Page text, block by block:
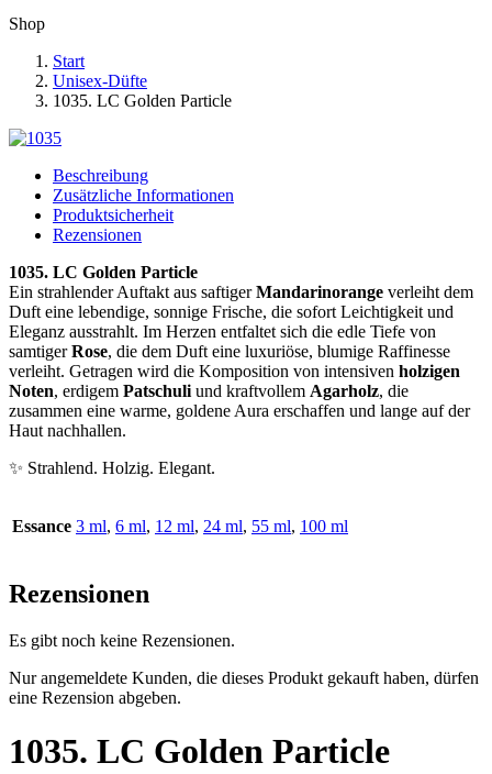
Shop
Start
Unisex-Düfte
1035. LC Golden Particle
Beschreibung
Zusätzliche Informationen
Produktsicherheit
Rezensionen
1035. LC Golden Particle
Ein strahlender Auftakt aus saftigerMandarinorange verleiht dem
Duft eine lebendige, sonnige Frische, die sofort Leichtigkeit und
Eleganz ausstrahlt. Im Herzen entfaltet sich die edle Tiefe von
samtigerRose, die dem Duft eine luxuriöse, blumige Raffinesse
verleiht. Getragen wird die Komposition von intensiven holzigen
Noten, erdigem Patschuli und kraftvollem Agarholz, die
zusammen eine warme, goldene Aura erschaffen und lange auf der
Haut nachhallen.
✨ Strahlend. Holzig. Elegant.
Essance 3 ml, 6 ml, 12 ml, 24 ml, 55 ml, 100 ml
Rezensionen
Es gibt noch keine Rezensionen.
Nur angemeldete Kunden, die dieses Produkt gekauft haben, dürfen
eine Rezension abgeben.
1035. LC Golden Particle